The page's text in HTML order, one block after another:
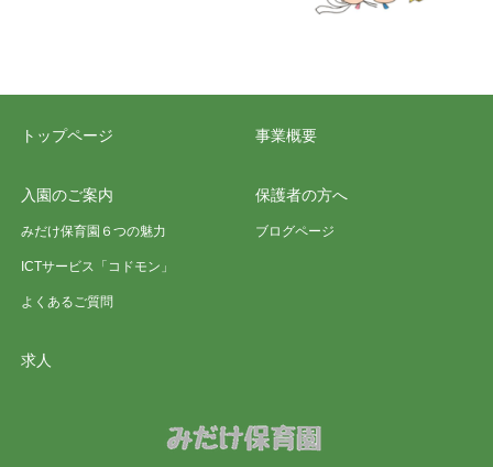
トップページ 事業概要
入園のご案内
みだけ保育園６つの魅力
ICTサービス「コドモン」
よくあるご質問
保護者の方へ
ブログページ
求人